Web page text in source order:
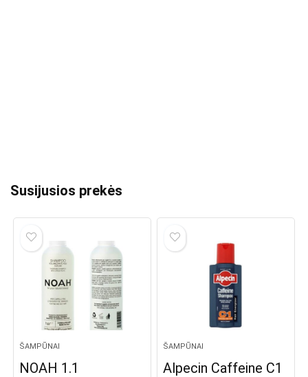
Susijusios prekės
ŠAMPŪNAI
NOAH 1.1
ŠAMPŪNAI
Alpecin Caffeine C1